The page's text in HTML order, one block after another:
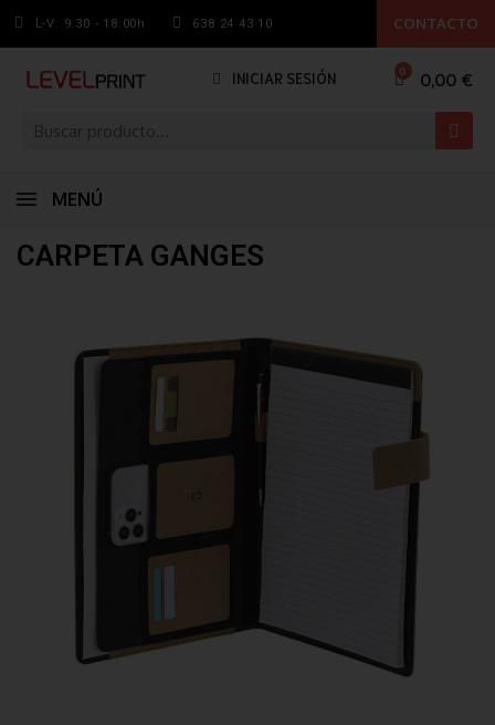
L-V: 9.30 - 18:00h 638 24 43 10 CONTACTO
INICIAR SESIÓN 0,00 €
MENÚ
CARPETA GANGES